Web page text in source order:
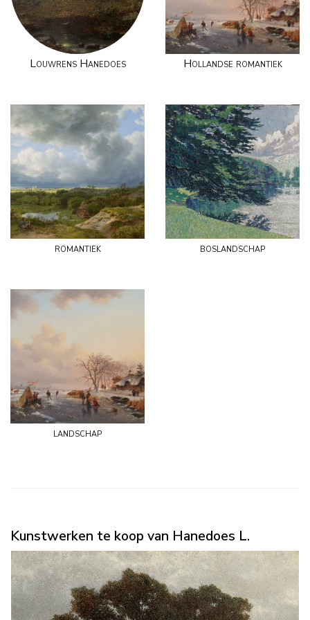
Louwrens Hanedoes Hollandse romantiek
romantiek boslandschap
landschap
Kunstwerken te koop van Hanedoes L.